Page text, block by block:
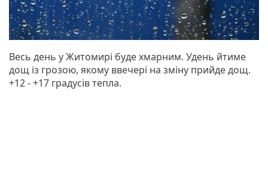
Весь день у Житомирі буде хмарним. Удень йтиме
дощ із грозою, якому ввечері на зміну прийде дощ.
+12 - +17 градусів тепла.